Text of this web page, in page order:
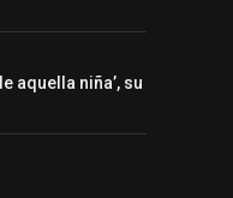
aquella niña’, su